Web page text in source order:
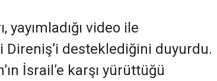
yayımladığı video ile
Direniş’i desteklediğini duyurdu.
İsrail’e karşı yürüttüğü